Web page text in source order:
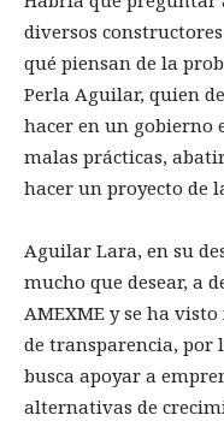
diversos
qué piensan de la
Perla Aguilar, quien
hacer en un gobierno
malas prácticas,
hacer un proyecto de
Aguilar Lara, en su
mucho que desear, a
AMEXME y se ha
de transparencia, por
busca apoyar a
alternativas de